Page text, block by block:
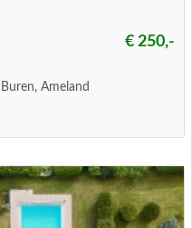
€ 250,-
Buren, Ameland